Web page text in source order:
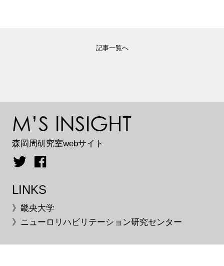
記事一覧へ
M’S INSIGHT
森岡周研究室webサイト
LINKS
》畿央大学
》ニューロリハビリテーション研究センター